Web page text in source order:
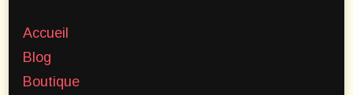
Accueil
Blog
Boutique